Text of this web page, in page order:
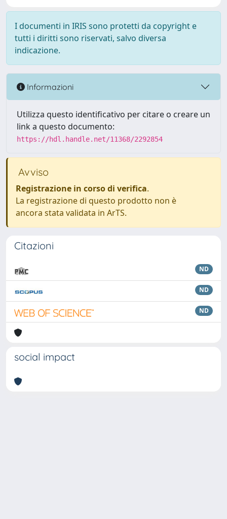
I documenti in IRIS sono protetti da copyright e
tutti i diritti sono riservati, salvo diversa
indicazione.
Informazioni
Utilizza questo identificativo per citare o creare un
link a questo documento:
https://hdl.handle.net/11368/2292854
Avviso
Registrazione in corso di verifica.
La registrazione di questo prodotto non è
ancora stata validata in ArTS.
Citazioni
ND
ND
ND
social impact